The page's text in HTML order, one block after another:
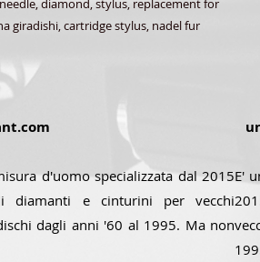
diamond, stylus, replacement for
giradishi, cartridge stylus, nadel fur
d'uomo specializzata dal 2015
diamanti e cinturini per vecchi
dagli anni '60 al 1995. Ma non
E'